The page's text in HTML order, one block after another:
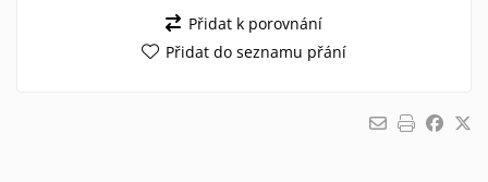
Přidat k porovnání
Přidat do seznamu přání